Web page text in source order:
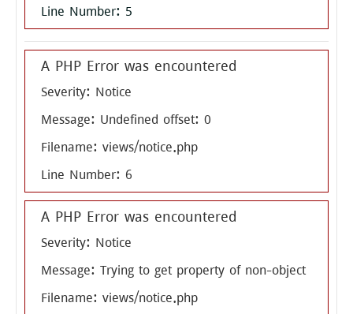
Line Number: 5
A PHP Error was encountered
Severity: Notice
Message: Undefined offset: 0
Filename: views/notice.php
Line Number: 6
A PHP Error was encountered
Severity: Notice
Message: Trying to get property of non-object
Filename: views/notice.php